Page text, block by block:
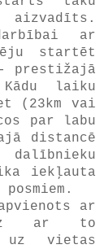
ar
startēt
- prestižajā
laiku
(23km vai
par labu
distancē
iekļauta
posmiem.
ar
ar to
uz vietas